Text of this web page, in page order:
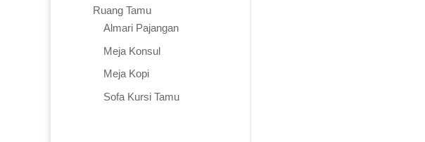
Ruang Tamu
Almari Pajangan
Meja Konsul
Meja Kopi
Sofa Kursi Tamu